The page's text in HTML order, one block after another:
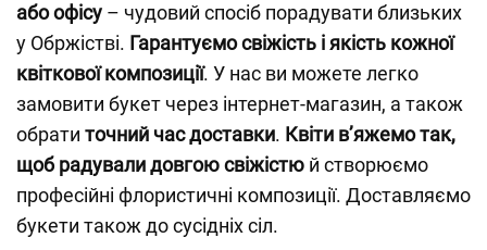
або офісу – чудовий спосіб порадувати близьких
у Обржістві. Гарантуємо свіжість і якість кожної
квіткової композиції. У нас ви можете легко
замовити букет через інтернет-магазин, а також
обрати точний час доставки. Квіти в’яжемо так,
щоб радували довгою свіжістю й створюємо
професійні флористичні композиції. Доставляємо
букети також до сусідніх сіл.